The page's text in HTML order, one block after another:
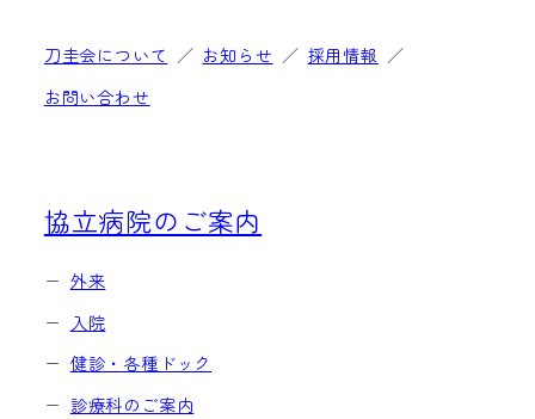
刀圭会について お知らせ
採用情報
お問い合わせ
協立病院のご案内
外来
入院
健診・各種ドック
診療科のご案内